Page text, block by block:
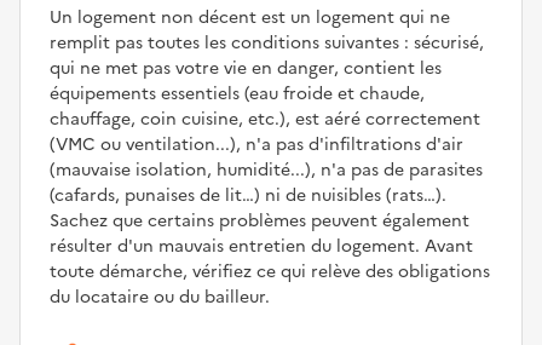
Un logement non décent est un logement qui ne
remplit pas toutes les conditions suivantes : sécurisé,
qui ne met pas votre vie en danger, contient les
équipements essentiels (eau froide et chaude,
chauffage, coin cuisine, etc.), est aéré correctement
(VMC ou ventilation...), n'a pas d'infiltrations d'air
(mauvaise isolation, humidité...), n'a pas de parasites
(cafards, punaises de lit…) ni de nuisibles (rats…).
Sachez que certains problèmes peuvent également
résulter d'un mauvais entretien du logement. Avant
toute démarche, vérifiez ce qui relève des obligations
du locataire ou du bailleur.